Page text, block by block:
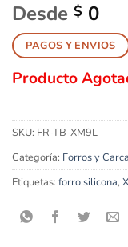
Desde $ 0
PAGOS Y ENVIOS
Producto
SKU: FR-TB-XM9L
Categoría: Forros y
Etiquetas: forro silicona,